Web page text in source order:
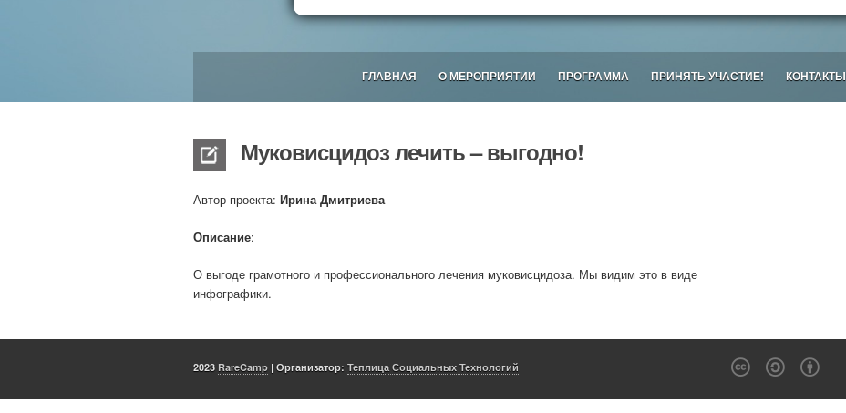
ГЛАВНАЯ О МЕРОПРИЯТИИ ПРОГРАММА ПРИНЯТЬ УЧАСТИЕ! КОНТАКТЫ
Муковисцидоз лечить – выгодно!
Автор проекта: Ирина Дмитриева
Описание:
О выгоде грамотного и профессионального лечения муковисцидоза. Мы видим это в виде
инфографики.
2023 RareCamp | Организатор: Теплица Социальных Технологий c a b